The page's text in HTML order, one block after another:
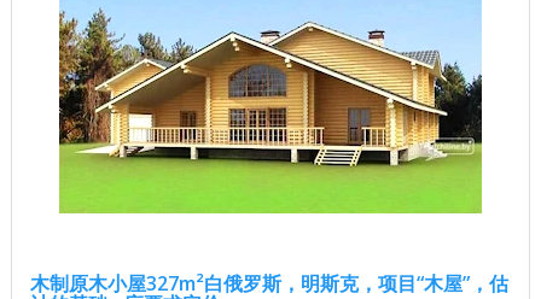
木制原木小屋327m²白俄罗斯，明斯克，项目“木屋”，估